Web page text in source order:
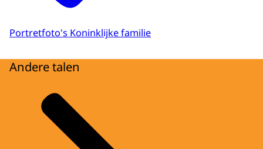
Portretfoto's Koninklijke familie
Andere talen